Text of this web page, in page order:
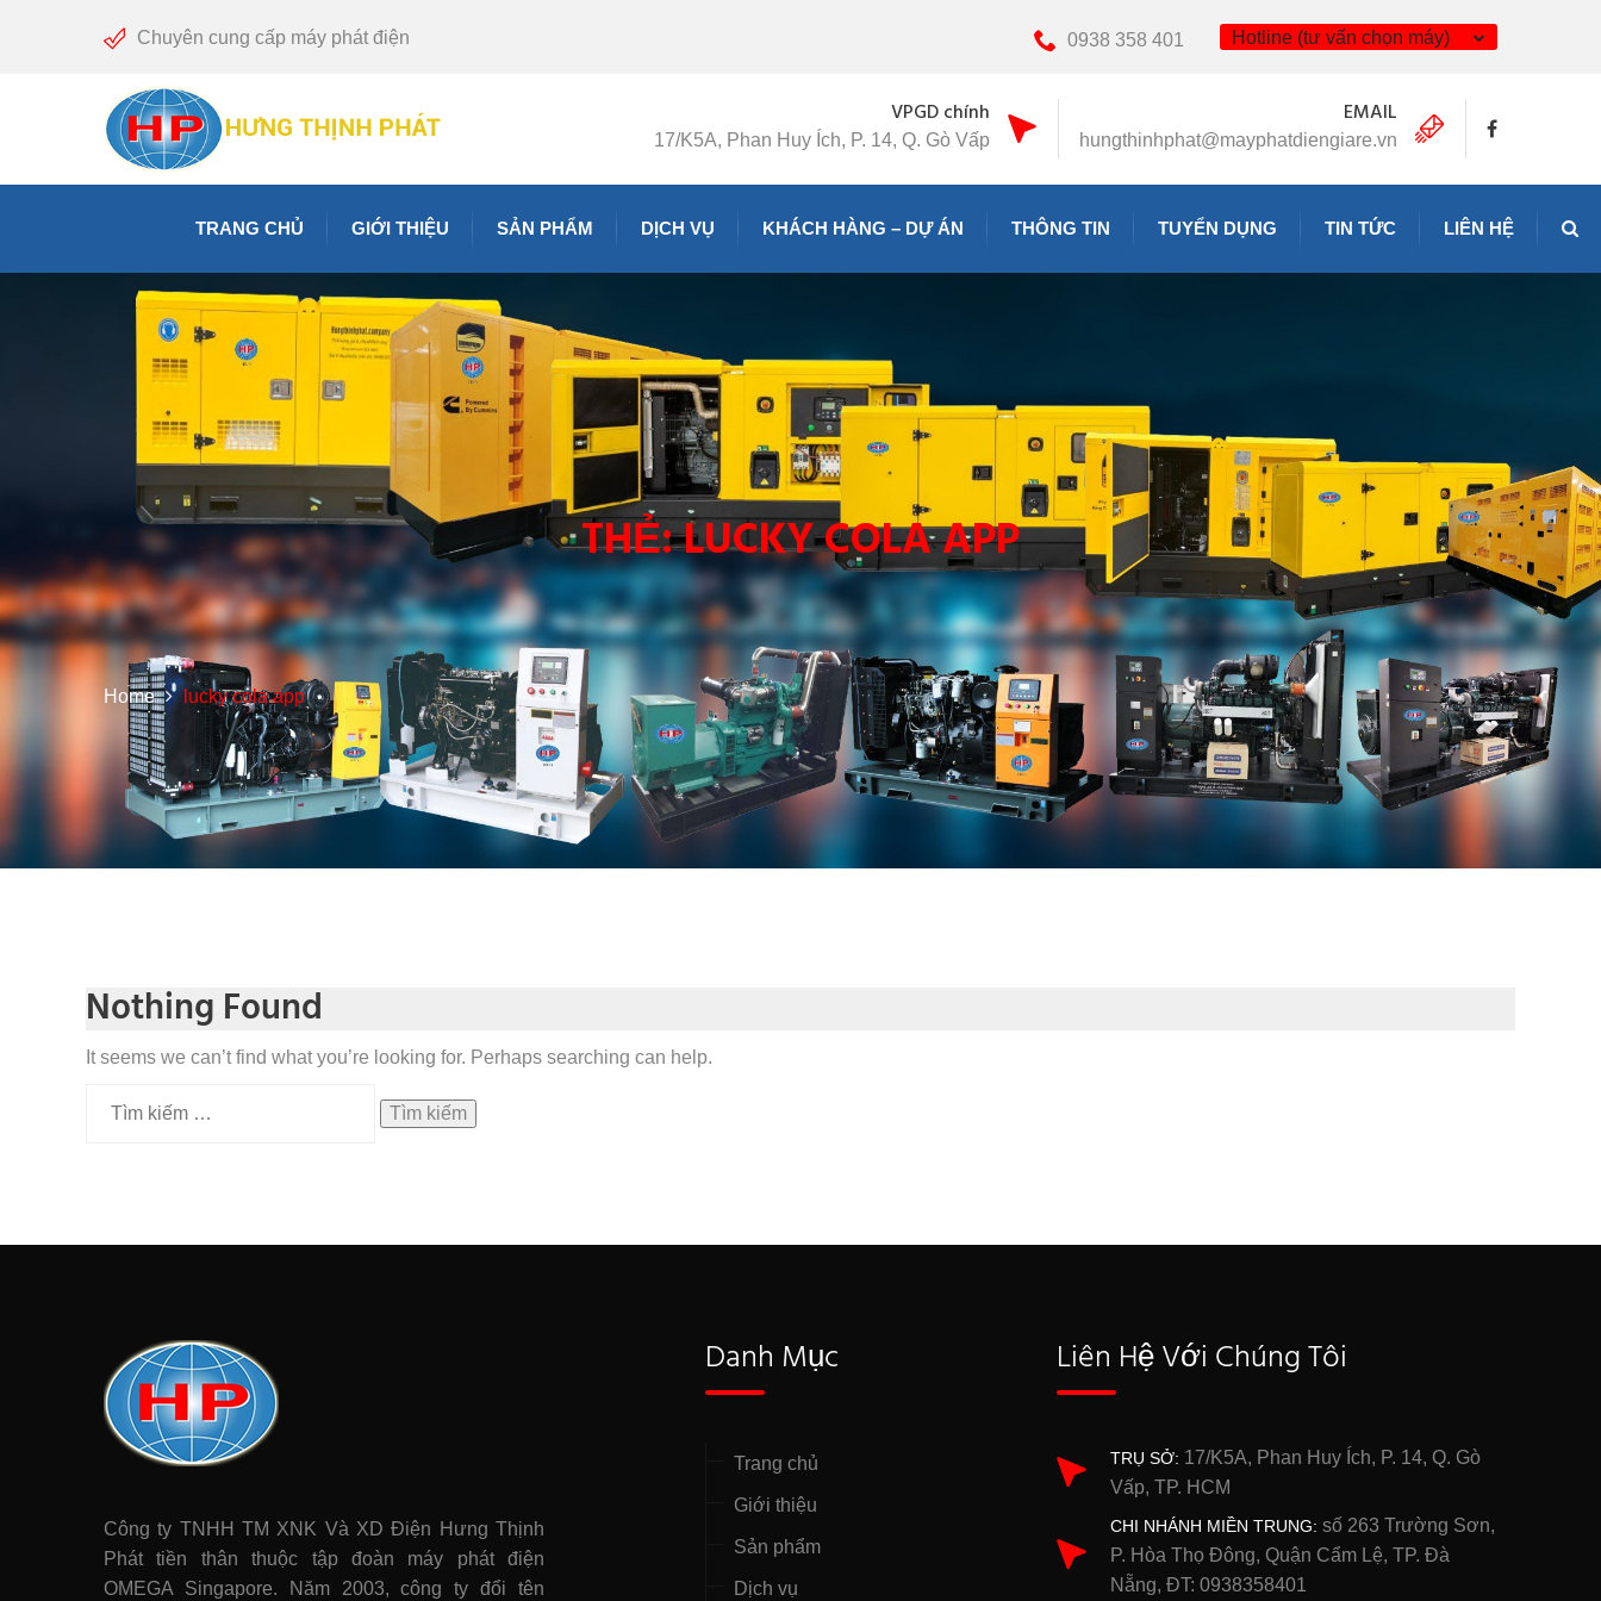
Chuyên cung cấp máy phát điện Hotline (tư vấn chọn máy)
0938 358 401
EMAIL
hungthinhphat@mayphatdiengiare.vn
VPGD chính
17/K5A, Phan Huy Ích, P. 14, Q. Gò Vấp
TRANG CHỦ GIỚI THIỆU SẢN PHẨM DỊCH VỤ KHÁCH HÀNG – DỰ ÁN THÔNG TIN TUYỂN DỤNG TIN TỨC LIÊN HỆ
THẺ:LUCKY COLA APP
Home lucky cola app
Nothing Found
It seems we can’t find what you’re looking for. Perhaps searching can help.
Công ty TNHH TM XNK Và XD Điện Hưng Thịnh
Phát tiền thân thuộc tập đoàn máy phát điện
OMEGA Singapore. Năm 2003, công ty đổi tên
Danh Mục
Trang chủ
Giới thiệu
Sản phẩm
Dịch vụ
Liên Hệ Với Chúng Tôi
TRỤ SỞ: 17/K5A, Phan Huy Ích, P. 14, Q. Gò
Vấp, TP. HCM
CHI NHÁNH MIỀN TRUNG: số 263 Trường Sơn,
P. Hòa Thọ Đông, Quận Cẩm Lệ, TP. Đà
Nẵng, ĐT: 0938358401